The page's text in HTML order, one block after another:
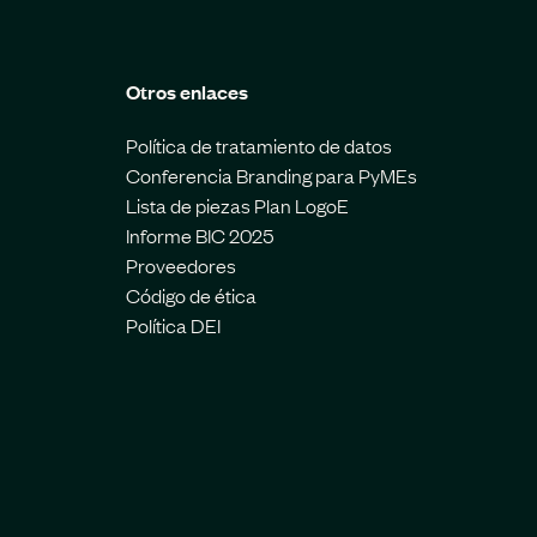
Otros enlaces
Política de tratamiento de datos
Conferencia Branding para PyMEs
Lista de piezas Plan LogoE
Informe BIC 2025
Proveedores
Código de ética
Política DEI